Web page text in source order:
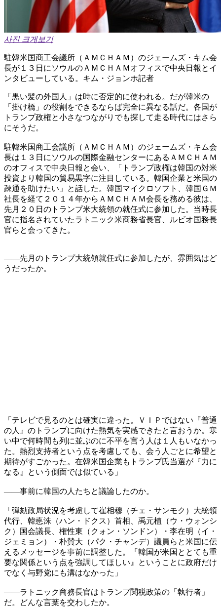
사진 크게보기
駐韓米国商工会議所（ＡＭＣＨＡＭ）のジェームズ・キム会
長が１３日にソウルのＡＭＣＨＡＭオフィスで中央日報とイ
ンタビューしている。キム・ジョンホ記者
「黒い髪の外国人」は時に否定的に使われる。だが韓米の
「掛け橋」の役割をできるならば完全に異なる話だ。各国が
トランプ政権と小さなつながりでも探して走る時代にはさら
にそうだ。
駐韓米国商工会議所（ＡＭＣＨＡＭ）のジェームズ・キム会
長は１３日にソウルの国際金融センターにあるＡＭＣＨＡＭ
のオフィスで中央日報と会い、「トランプ政権は韓国の対米
投資より韓国の貿易黒字に注目している。韓国企業と米国の
疎通を助けたい」と話した。韓国マイクロソフト、韓国ＧＭ
社長を経て２０１４年からＡＭＣＨＡＭ会長を務める彼は、
先月２０日のトランプ米大統領の就任式に参加した。当時長
官に指名されていたラトニック米商務省長官、ルビオ国務長
官らと会ってきた。
――先月のトランプ大統領就任式に参加したが、雰囲気はど
うだったか。
「テレビで見るのとは確実に違った。ＶＩＰではない『普通
の人』のトランプに向けた熱気を実感できたと言おうか。寒
い中で何時間も列に並ぶのに不平を言う人は１人もいなかっ
た。熱烈支持者という点を考慮しても、会う人ごとに希望と
期待がすごかった。在韓米国企業もトランプ氏当選が『力に
なる』という側面では似ている」
――事前に韓国の人たちと議論したのか。
「弾劾政局状況を考慮して崔相穆（チェ・サンモク）大統領
代行、韓悳洙（ハン・ドクス）首相、禹元植（ウ・ウォンシ
ク）国会議長、権性東（クォン・ソンドン）・李在明（イ・
ジェミョン）・朴賛大（パク・チャンデ）議員らと米国に伝
えるメッセージを事前に調整した。『韓国が米国ととても重
要な関係という点を強調してほしい』ということに政府だけ
でなく与野党にも溝はなかった」
――ラトニック商務長官はトランプ関税政策の「執行者」
だ。どんな言葉を交わしたか。